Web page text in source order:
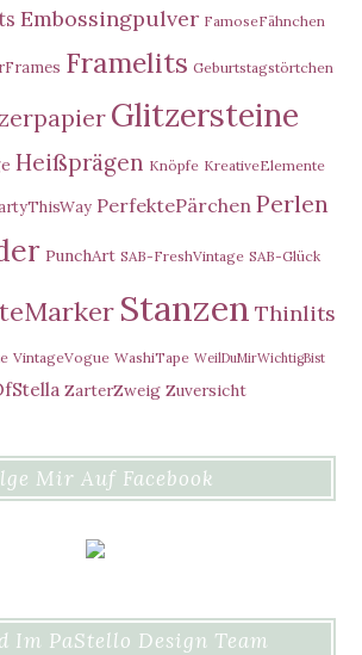
Embossingpulver FamoseFähnchen
Framelits Geburtstagstörtchen
Glitzersteine
Heißprägen Knöpfe KreativeElemente
PerfektePärchen Perlen
PunchArt SAB-FreshVintage SAB-Glück
Stanzen Thinlits
VintageVogue WashiTape WeilDuMirWichtigBist
ZarterZweig Zuversicht
Mir Auf Facebook
Im PaStello Design Team